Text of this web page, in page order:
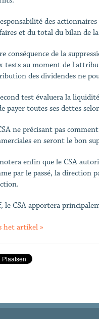
des
et du total du bilan de
conséquence de la
tests au moment de
des dividendes ne
test évaluera la
payer toutes ses dettes
ne précisant pas
en seront le bon
enfin que le CSA
par le passé, la direction
le CSA apportera
het artikel »